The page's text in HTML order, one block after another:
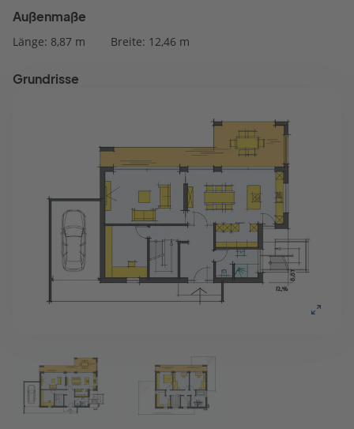
Außenmaße
Länge: 8,87 m Breite: 12,46 m
Grundrisse